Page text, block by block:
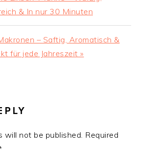
& In nur 30 Minuten
– Saftig, Aromatisch &
für jede Jahreszeit »
will not be published. Required